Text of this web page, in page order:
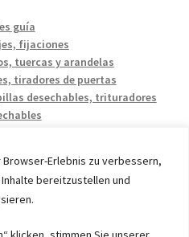
Erlebnis zu verbessern,
bereitzustellen und
guía
fijaciones
tuercas y arandelas
tiradores de puertas
desechables, trituradores
of the ERUON Group.